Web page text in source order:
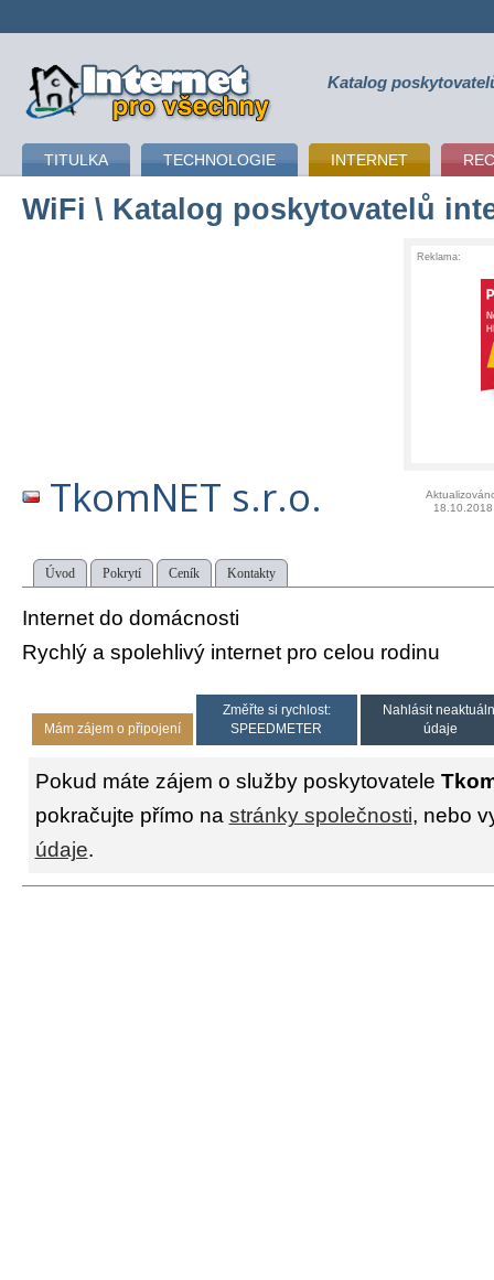
připojení k internetu Katalog
TITULKA TECHNOLOGIE INTERNET
WiFi \ Katalog poskytovatelů
Reklama:
TkomNET s.r.o.
18.10.2018
Úvod Pokrytí Ceník Kontakty
Internet do domácnosti
Rychlý a spolehlivý internet pro celou rodinu
Mám zájem o připojení
Změřte si rychlost:
SPEEDMETER
Nahlásit
údaje
Pokud máte zájem o služby poskytovatele
pokračujte přímo na stránky společnosti, nebo
údaje.